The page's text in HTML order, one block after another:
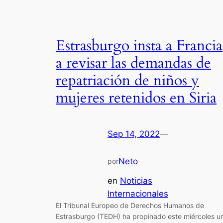
Estrasburgo insta a Francia
a revisar las demandas de
repatriación de niños y
mujeres retenidos en Siria
Sep 14, 2022—
porNeto
en Noticias
Internacionales
El Tribunal Europeo de Derechos Humanos de
Estrasburgo (TEDH) ha propinado este miércoles